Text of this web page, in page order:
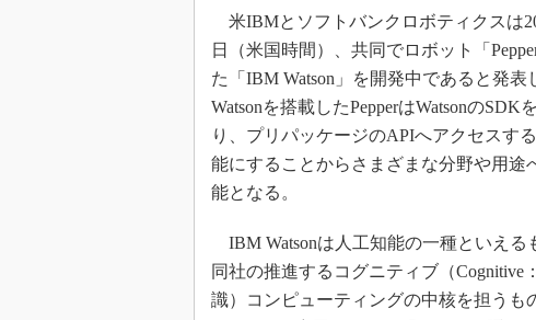
米IBMとソフトバンクロボティクスは
日（米国時間）、共同でロボット「
た「IBM Watson」を開発中であると発表
Watsonを搭載したPepperはWatsonのSDK
り、プリパッケージのAPIへアクセスす
能にすることからさまざまな分野や用途
能となる。
IBM Watsonは人工知能の一種といえる
同社の推進するコグニティブ（Cognitive
識）コンピューティングの中核を担うも